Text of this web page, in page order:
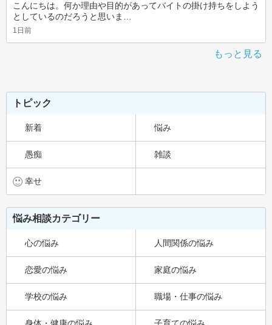
こんにちは。何か理由や目的があってバイトの掛け持ちをしよう
としているのだろうと思いま…
1日前
もっと見る
トピック
新着 悩み
愚痴 雑談
幸せ
悩み相談カテゴリー
心の悩み 人間関係の悩み
恋愛の悩み 家庭の悩み
学校の悩み 職場・仕事の悩み